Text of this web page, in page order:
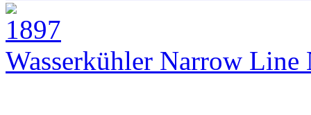
Wasserkühler Narrow